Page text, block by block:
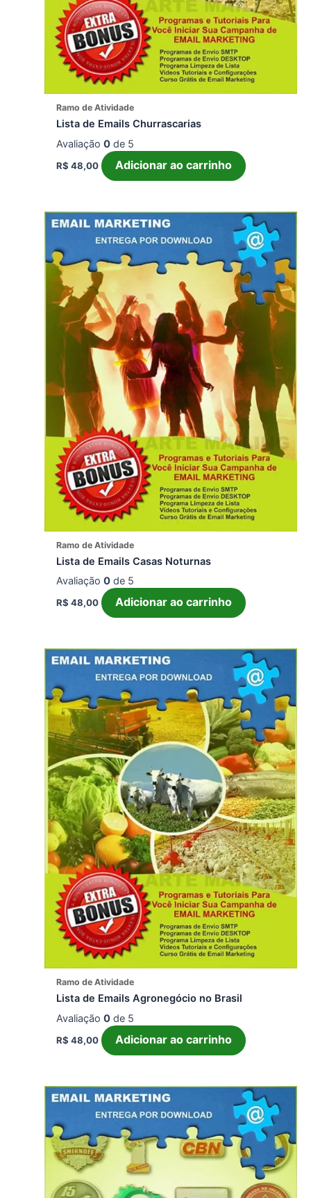
Ramo de Atividade
Lista de Emails Churrascarias
Avaliação0 de 5
R$ 48,00 Adicionar ao carrinho
Ramo de Atividade
Lista de Emails Casas Noturnas
Avaliação0 de 5
R$ 48,00 Adicionar ao carrinho
Ramo de Atividade
Lista de Emails Agronegócio no Brasil
Avaliação0 de 5
R$ 48,00 Adicionar ao carrinho